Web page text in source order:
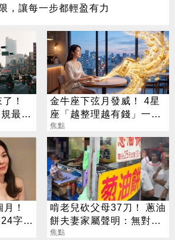
，讓每一步都輕盈有力
！
最高
金牛座下弦月發威！ 4星
座「越整理越有錢」一路
旺運到10月
焦點
！
字」
啃老兒砍父母37刀！ 蔥油
餅夫妻家屬聲明：無對外
募款
焦點